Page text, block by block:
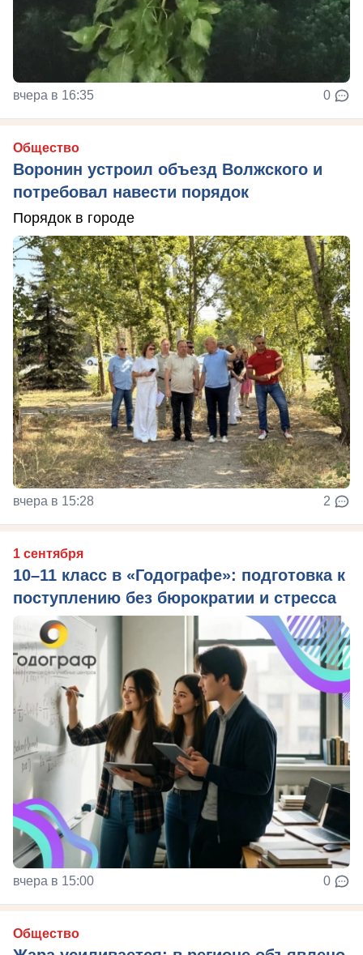
вчера в 16:35 0
Общество
Воронин устроил объезд Волжского и
потребовал навести порядок
Порядок в городе
вчера в 15:28 2
1 сентября
10–11 класс в «Годографе»: подготовка к
поступлению без бюрократии и стресса
вчера в 15:00 0
Общество